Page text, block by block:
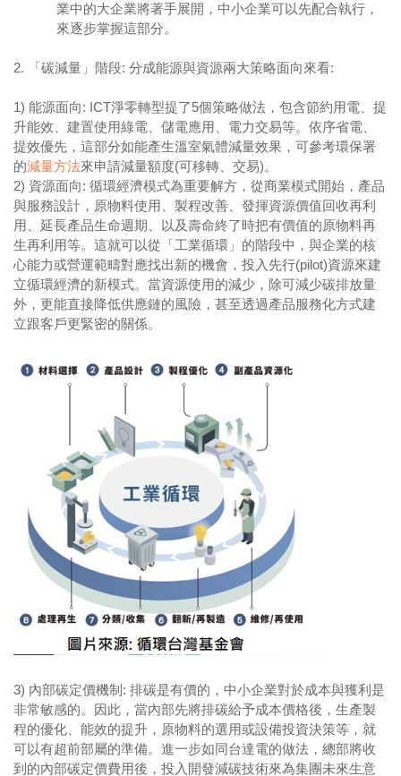
業中的大企業將著手展開，中小企業可以先配合執行，
來逐步掌握這部分。
2. 「碳減量」階段: 分成能源與資源兩大策略面向來看:
1) 能源面向: ICT淨零轉型提了5個策略做法，包含節約用電、提
升能效、建置使用綠電、儲電應用、電力交易等。依序省電、
提效優先，這部分如能產生溫室氣體減量效果，可參考環保署
的減量方法來申請減量額度(可移轉、交易)。
2) 資源面向: 循環經濟模式為重要解方，從商業模式開始，產品
與服務設計，原物料使用、製程改善、發揮資源價值回收再利
用、延長產品生命週期、以及壽命終了時把有價值的原物料再
生再利用等。這就可以從「工業循環」的階段中，與企業的核
心能力或營運範疇對應找出新的機會，投入先行(pilot)資源來建
立循環經濟的新模式。當資源使用的減少，除可減少碳排放量
外，更能直接降低供應鏈的風險，甚至透過產品服務化方式建
立跟客戶更緊密的關係。
3) 內部碳定價機制 : 排碳是有價的，中小企業對於成本與獲利是
非常敏感的。因此，當內部先將排碳給予成本價格後，生產製
程的優化、能效的提升，原物料的選用或設備投資決策等，就
可以有超前部屬的準備。進一步如同台達電的做法，總部將收
到的內部碳定價費用後，投入開發減碳技術來為集團未來生意